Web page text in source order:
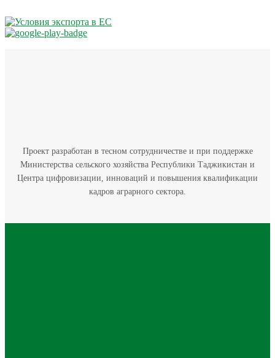
Проект разработан в тесном сотрудничестве и при поддержке
Министерства сельского хозяйства Республики Таджикистан и
Центра цифровизации, инноваций и повышения квалификации
кадров аграрного сектора.